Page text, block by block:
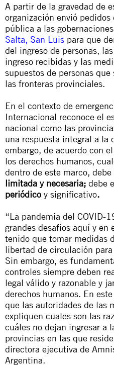
A partir de la gravedad de
organización envió
pública a las
Salta, San Luis para que
del ingreso de personas,
ingreso recibidas y las
supuestos de personas
las fronteras provinciales.
En el contexto de
Internacional reconoce el
nacional como las
una respuesta integral a la
embargo, de acuerdo con
los derechos humanos,
dentro de este marco, debe
limitada y necesaria; debe
periódico y significativo.
“La pandemia del COVID-
grandes desafíos aquí y en
tenido que tomar medidas
libertad de circulación
Sin embargo, es
controles siempre deben
legal válido y razonable y
derechos humanos. En
que las autoridades de las
expliquen cuales son las
cuáles no dejan ingresar a
provincias en las que
directora ejecutiva de
Argentina.